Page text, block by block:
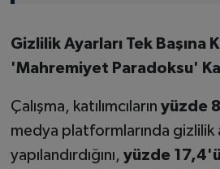
Gizlilik Ayarları Tek Başına
'Mahremiyet Paradoksu'
Çalışma, katılımcıların yüzde
medya platformlarında gizlilik
yapılandırdığını, yüzde